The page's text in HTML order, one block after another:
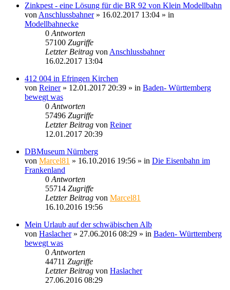
Zinkpest - eine Lösung für die BR 92 von Klein Modellbahn
von Anschlussbahner» 16.02.2017 13:04 » in
Modellbahnecke
0 Antworten
57100 Zugriffe
Letzter Beitrag von Anschlussbahner
16.02.2017 13:04
412 004 in Efringen Kirchen
von Reiner» 12.01.2017 20:39 » in Baden- Württemberg
bewegt was
0 Antworten
57496 Zugriffe
Letzter Beitrag von Reiner
12.01.2017 20:39
DBMuseum Nürnberg
von Marcel81 » 16.10.2016 19:56 » in Die Eisenbahn im
Frankenland
0 Antworten
55714 Zugriffe
Letzter Beitrag von Marcel81
16.10.2016 19:56
Mein Urlaub auf der schwäbischen Alb
von Haslacher» 27.06.2016 08:29 » in Baden- Württemberg
bewegt was
0 Antworten
44711 Zugriffe
Letzter Beitrag von Haslacher
27.06.2016 08:29